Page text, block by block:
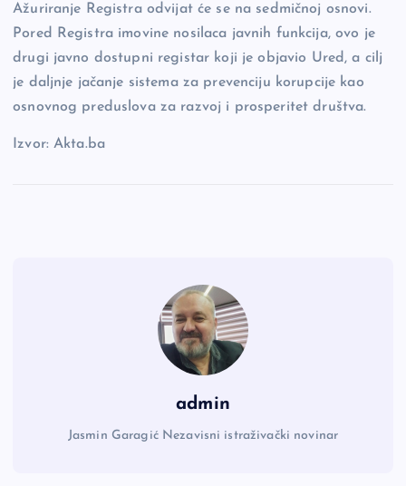
Ažuriranje Registra odvijat će se na sedmičnoj osnovi.
Pored Registra imovine nosilaca javnih funkcija, ovo je
drugi javno dostupni registar koji je objavio Ured, a cilj
je daljnje jačanje sistema za prevenciju korupcije kao
osnovnog preduslova za razvoj i prosperitet društva.
Izvor: Akta.ba
admin
Jasmin Garagić Nezavisni istraživački novinar